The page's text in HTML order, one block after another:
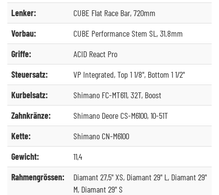
Lenker:
CUBE Flat Race Bar, 720mm
Vorbau:
CUBE Performance Stem SL, 31.8mm
Griffe:
ACID React Pro
Steuersatz:
VP Integrated, Top 1 1/8", Bottom 1 1/2"
Kurbelsatz:
Shimano FC-MT611, 32T, Boost
Zahnkränze:
Shimano Deore CS-M6100, 10-51T
Kette:
Shimano CN-M6100
Gewicht:
11,4
Rahmengrössen:
Diamant 27,5" XS, Diamant 29" L, Diamant 29"
M, Diamant 29" S